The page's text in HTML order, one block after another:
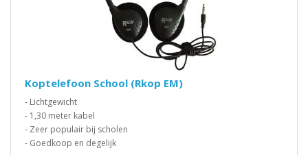
Koptelefoon School (Rkop EM)
- Lichtgewicht
- 1,30 meter kabel
- Zeer populair bij scholen
- Goedkoop en degelijk